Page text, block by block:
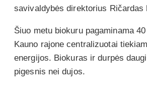
savivaldybės direktorius Ričardas
Šiuo metu biokuru pagaminama
Kauno rajone centralizuotai
energijos. Biokuras ir durpės
pigesnis nei dujos.